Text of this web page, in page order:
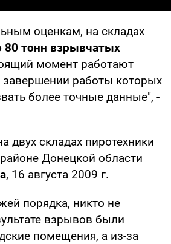
оценкам, на складах
80 тонн взрывчатых
момент работают
работы которых
более точные данные", -
двух складах пиротехники
Донецкой области
, 16 августа 2009 г.
порядка, никто не
взрывов были
помещения, а из-за